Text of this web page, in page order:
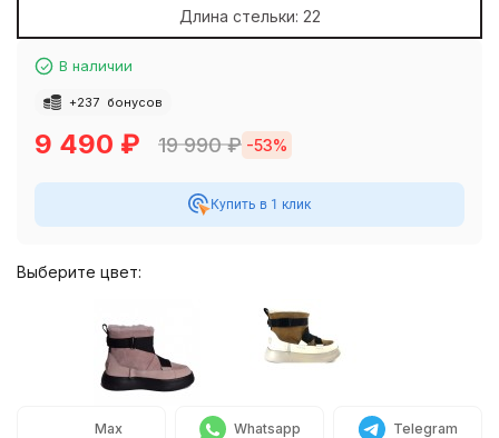
Длина стельки: 22
В наличии
+237 бонусов
9 490 ₽ 19 990₽ -53%
Купить в 1 клик
Выберите цвет:
Max Whatsapp Telegram